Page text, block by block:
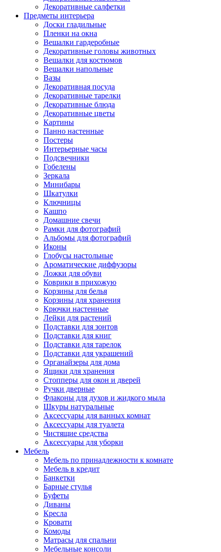
Декоративные салфетки
Предметы интерьера
Доски гладильные
Пленки на окна
Вешалки гардеробные
Декоративные головы животных
Вешалки для костюмов
Вешалки напольные
Вазы
Декоративная посуда
Декоративные тарелки
Декоративные блюда
Декоративные цветы
Картины
Панно настенные
Постеры
Интерьерные часы
Подсвечники
Гобелены
Зеркала
Минибары
Шкатулки
Ключницы
Кашпо
Домашние свечи
Рамки для фотографий
Альбомы для фотографий
Иконы
Глобусы настольные
Ароматические диффузоры
Ложки для обуви
Коврики в прихожую
Корзины для белья
Корзины для хранения
Крючки настенные
Лейки для растений
Подставки для зонтов
Подставки для книг
Подставки для тарелок
Подставки для украшений
Органайзеры для дома
Ящики для хранения
Стопперы для окон и дверей
Ручки дверные
Флаконы для духов и жидкого мыла
Шкуры натуральные
Аксессуары для ванных комнат
Аксессуары для туалета
Чистящие средства
Аксессуары для уборки
Мебель
Мебель по принадлежности к комнате
Мебель в кредит
Банкетки
Барные стулья
Буфеты
Диваны
Кресла
Кровати
Комоды
Матрасы для спальни
Мебельные консоли